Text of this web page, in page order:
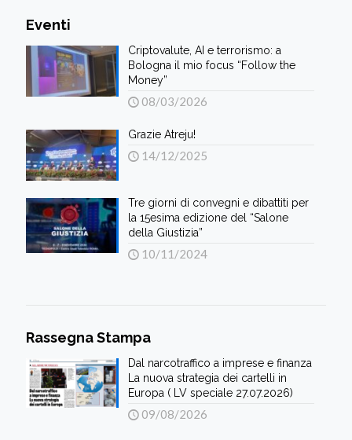
Eventi
Criptovalute, AI e terrorismo: a
Bologna il mio focus “Follow the
Money”
08/03/2026
Grazie Atreju!
14/12/2025
Tre giorni di convegni e dibattiti per
la 15esima edizione del “Salone
della Giustizia”
10/11/2024
Rassegna Stampa
Dal narcotraffico a imprese e finanza
La nuova strategia dei cartelli in
Europa ( LV speciale 27.07.2026)
09/08/2026